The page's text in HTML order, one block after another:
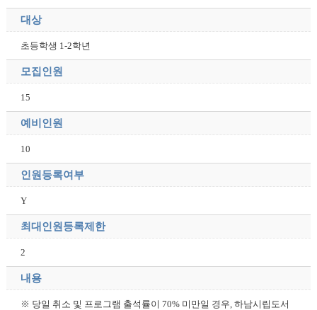
대상
초등학생 1-2학년
모집인원
15
예비인원
10
인원등록여부
Y
최대인원등록제한
2
내용
※ 당일 취소 및 프로그램 출석률이 70% 미만일 경우, 하남시립도서